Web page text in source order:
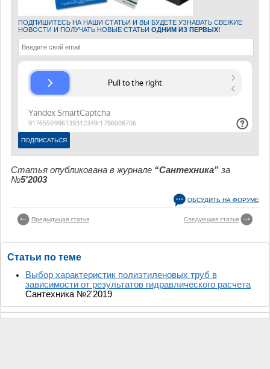
ПОДПИШИТЕСЬ НА НАШИ СТАТЬИ И ВЫ БУДЕТЕ УЗНАВАТЬ СВЕЖИЕ
НОВОСТИ И ПОЛУЧАТЬ НОВЫЕ СТАТЬИ ОДНИМ ИЗ ПЕРВЫХ!
Статья опубликована в журнале “Сантехника” за
№5'2003
ОБСУДИТЬ НА ФОРУМЕ
Предыдущая статья Следующая статья
Статьи по теме
Выбор характеристик полиэтиленовых труб в
зависимости от результатов гидравлического расчета
Сантехника №2'2019